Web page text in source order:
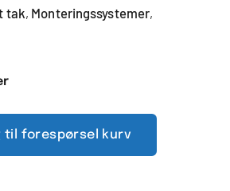
tak, Monteringssystemer,
til forespørsel kurv